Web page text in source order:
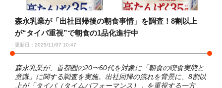
森永乳業が「出社回帰後の朝食事情」を調査！8割以上
が“タイパ重視”で朝食の1品化進行中
更新日：2025/11/07 10:47
森永乳業が、首都圏の20〜60代を対象に「朝食の喫食実態と
意識」に関する調査を実施。出社回帰の流れを背景に、8割以
上が「タイパ（タイムパフォーマンス）」を重視する一方